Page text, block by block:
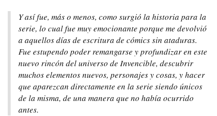
Y así fue, más o menos, como surgió la historia para la
serie, lo cual fue muy emocionante porque me devolvió
a aquellos días de escritura de cómics sin ataduras.
Fue estupendo poder remangarse y profundizar en este
nuevo rincón del universo de Invencible, descubrir
muchos elementos nuevos, personajes y cosas, y hacer
que aparezcan directamente en la serie siendo únicos
de la misma, de una manera que no había ocurrido
antes.